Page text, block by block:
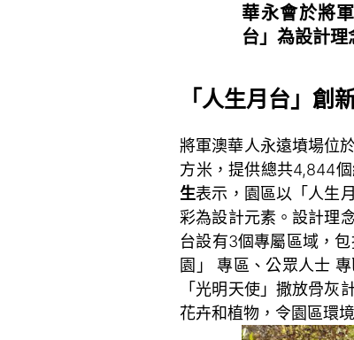
華永會於將
台」為設計理
「人生月台」創
將軍澳華人永遠墳場位
方米，提供總共4,844
生表示，園區以「人生
彩為設計元素。設計理
台設有3個專屬區域，
園」 專區、公眾人士
「光明天使」撒放骨灰
花卉和植物，令園區環